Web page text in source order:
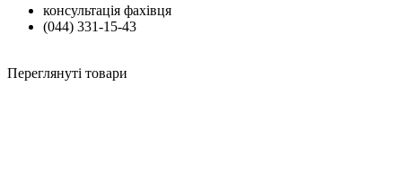
консультація фахівця
(044) 331-15-43
Переглянуті товари